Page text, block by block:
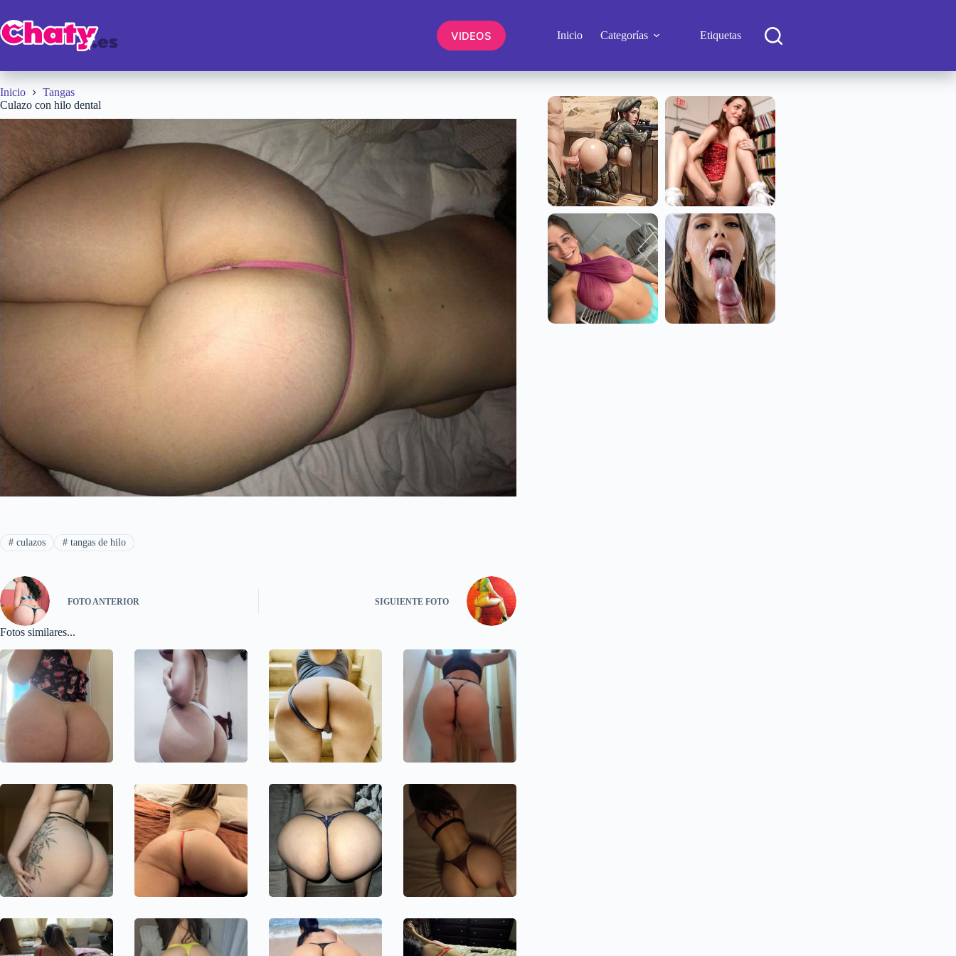
contenido
VIDEOS Inicio Categorías Etiquetas
Inicio
Tangas
Culazo con hilo dental
#culazos #tangas de hilo
FOTOANTERIOR SIGUIENTE FOTO
Fotos similares...